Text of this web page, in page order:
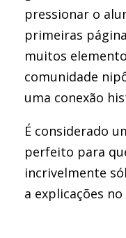
pressionar o
primeiras
muitos
comunidade
uma conexão
É considerado
perfeito para
incrivelmente
a explicações